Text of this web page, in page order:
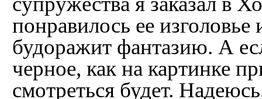
понравилось ее
будоражит фантазию. А
черное, как на картинке
смотреться будет.